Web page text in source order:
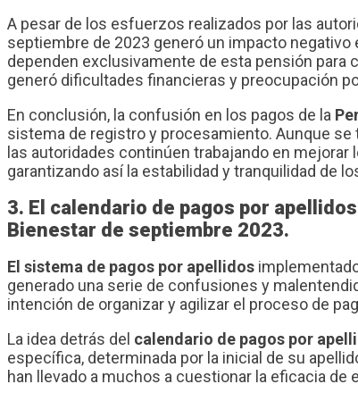
A pesar de los esfuerzos realizados por las
septiembre de 2023 generó un impacto
dependen exclusivamente de esta pensión para
generó dificultades financieras y preocupación
En conclusión, la confusión en los pagos de la
sistema de registro y procesamiento. Aunque
las autoridades continúen trabajando en
garantizando así la estabilidad y tranquilidad de
3. El calendario de pagos por
Bienestar de septiembre 2023.
El sistema de pagos por apellidos
generado una serie de confusiones y
intención de organizar y agilizar el proceso de
La idea detrás del calendario de pagos por
específica, determinada por la inicial de su
han llevado a muchos a cuestionar la eficacia de